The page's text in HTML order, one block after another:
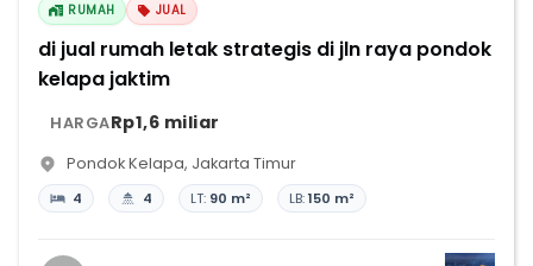
RUMAH JUAL
di jual rumah letak strategis di jln raya pondok
kelapa jaktim
HARGARp1,6 miliar
Pondok Kelapa, Jakarta Timur
4 4 LT: 90 m² LB:150 m²